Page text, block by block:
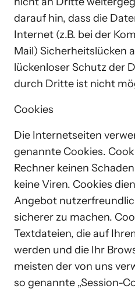
darauf hin, dass die
Internet (z.B. bei der
Mail) Sicherheitslücken
lückenloser Schutz der
durch Dritte ist nicht
Cookies
Die Internetseiten
genannte Cookies.
Rechner keinen
keine Viren. Cookies
Angebot
sicherer zu machen.
Textdateien, die auf
werden und die Ihr
meisten der von uns
so genannte „Session-